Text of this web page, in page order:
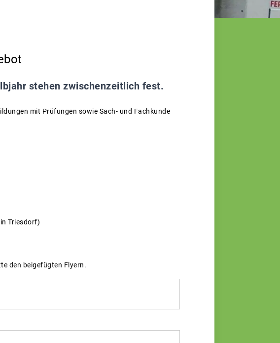
stehen zwischenzeitlich fest.
mit Prüfungen sowie Sach- und Fachkunde
Triesdorf)
den beigefügten Flyern.